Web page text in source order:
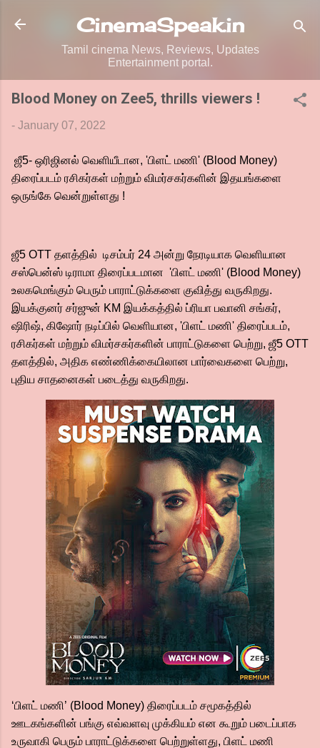
Skip to main content
CinemaSpeak.in
Tamil cinema News, Reviews, Updates
Entertainment portal.
Blood Money on Zee5, thrills viewers !
- January 07, 2022
ஜீ5- ஒரிஜினல் வெளியீடான, 'பிளட் மணி' (Blood Money)
திரைப்படம் ரசிகர்கள் மற்றும் விமர்சகர்களின் இதயங்களை
ஒருங்கே வென்றுள்ளது !
ஜீ5 OTT தளத்தில் டிசம்பர் 24 அன்று நேரடியாக வெளியான
சஸ்பென்ஸ் டிராமா திரைப்படமான 'பிளட் மணி' (Blood Money)
உலகமெங்கும் பெரும் பாராட்டுக்களை குவித்து வருகிறது.
இயக்குனர் சர்ஜுன் KM இயக்கத்தில் ப்ரியா பவானி சங்கர்,
ஷிரிஷ், கிஷோர் நடிப்பில் வெளியான, 'பிளட் மணி' திரைப்படம்,
ரசிகர்கள் மற்றும் விமர்சகர்களின் பாராட்டுகளை பெற்று, ஜீ5 OTT
தளத்தில், அதிக எண்ணிக்கையிலான பார்வைகளை பெற்று,
புதிய சாதனைகள் படைத்து வருகிறது.
‘பிளட் மணி’ (Blood Money) திரைப்படம் சமூகத்தில்
ஊடகங்களின் பங்கு எவ்வளவு முக்கியம் என கூறும் படைப்பாக
உருவாகி பெரும் பாராட்டுக்களை பெற்றுள்ளது, பிளட் மணி